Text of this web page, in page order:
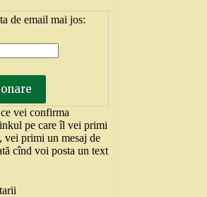
de email mai jos:
vei confirma
pe care îl vei primi
vei primi un mesaj de
cînd voi posta un text